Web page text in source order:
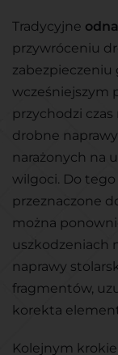
Tradycyjne
przywróceniu
zabezpieczeniu
wcześniejszym
przychodzi czas
drobne
narażonych na
wilgoci. Do
przeznaczone
można
uszkodzeniach
naprawy
fragmentów,
korekta
Kolejnym